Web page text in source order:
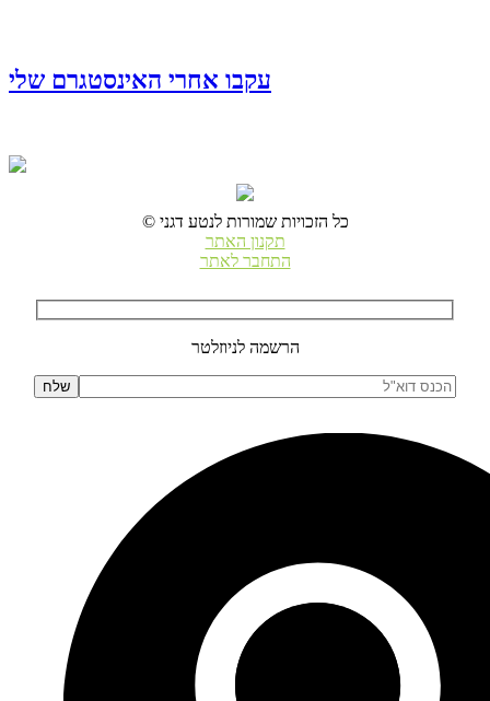
עקבו אחרי האינסטגרם שלי
© כל הזכויות שמורות לנטע דגני
תקנון האתר
התחבר לאתר
הרשמה לניוזלטר